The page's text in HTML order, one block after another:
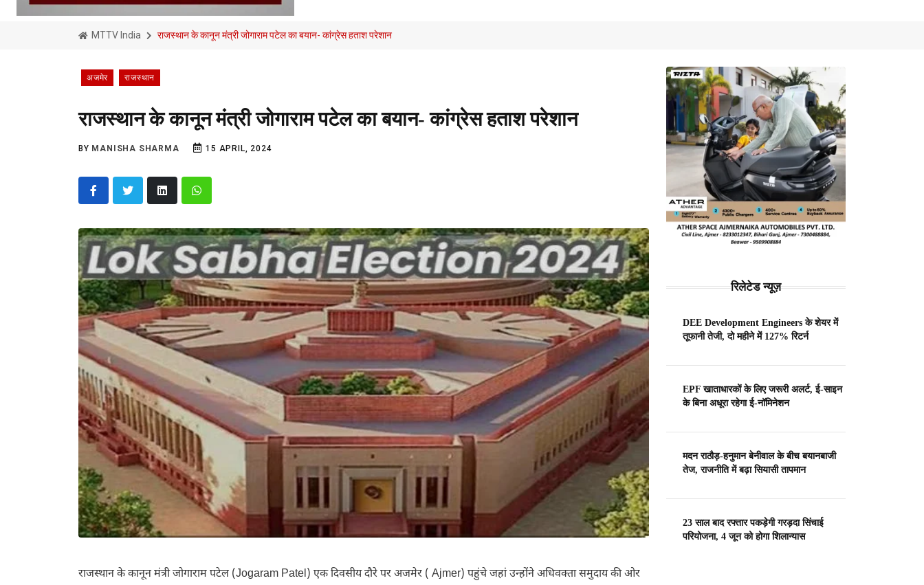
MTTV India राजस्थान के कानून मंत्री जोगाराम पटेल का बयान- कांग्रेस हताश परेशान
अजमेर राजस्थान
राजस्थान के कानून मंत्री जोगाराम पटेल का बयान- कांग्रेस हताश परेशान
BY MANISHA SHARMA 15 APRIL, 2024
राजस्थान के कानून मंत्री जोगाराम पटेल (Jogaram Patel) एक दिवसीय दौरे पर अजमेर ( Ajmer) पहुंचे जहां उन्होंने अधिवक्ता समुदाय की ओर
रिलेटेड न्यूज़
DEE Development Engineers के शेयर में
तूफानी तेजी, दो महीने में 127% रिटर्न
EPF खाताधारकों के लिए जरूरी अलर्ट, ई-साइन
के बिना अधूरा रहेगा ई-नॉमिनेशन
मदन राठौड़-हनुमान बेनीवाल के बीच बयानबाजी
तेज, राजनीति में बढ़ा सियासी तापमान
23 साल बाद रफ्तार पकड़ेगी गरड़दा सिंचाई
परियोजना, 4 जून को होगा शिलान्यास